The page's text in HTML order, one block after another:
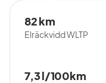
Elräckvidd WLTP
82 km
7,3 l/100km